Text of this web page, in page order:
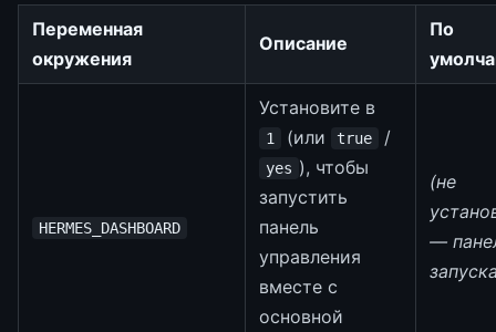
Переменная
окружения
Описание
По
HERMES_DASHBOARD
Установите в
1 (или true /
yes ), чтобы
запустить
панель
управления
вместе с
основной
(не
—